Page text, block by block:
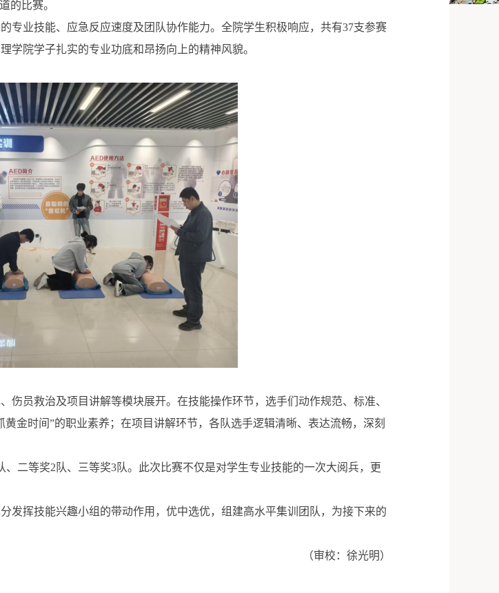
的比赛。
专业技能、应急反应速度及团队协作能力。全院学生积极响应，共有37支参赛
学院学子扎实的专业功底和昂扬向上的精神风貌。
伤员救治及项目讲解等模块展开。在技能操作环节，选手们动作规范、标准、
金时间”的职业素养；在项目讲解环节，各队选手逻辑清晰、表达流畅，深刻
二等奖2队、三等奖3队。此次比赛不仅是对学生专业技能的一次大阅兵，更
发挥技能兴趣小组的带动作用，优中选优，组建高水平集训团队，为接下来的
（审校：徐光明）